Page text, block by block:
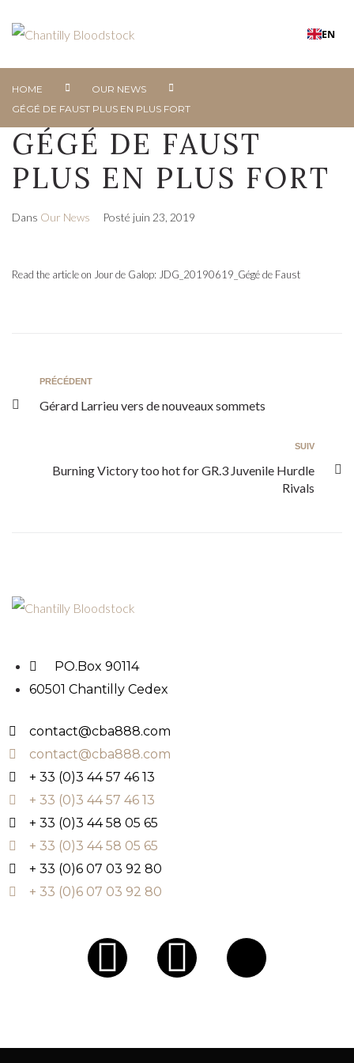
EN
HOME
OUR NEWS
GÉGÉ DE FAUST PLUS EN PLUS FORT
GÉGÉ DE FAUST
PLUS EN PLUS FORT
Dans Our News Posté juin 23, 2019
Read the article on Jour de Galop: JDG_20190619_Gégé de Faust
PRÉCÉDENT
Gérard Larrieu vers de nouveaux sommets
SUIV
Burning Victory too hot for GR.3 Juvenile Hurdle
Rivals
PO.Box 90114
60501 Chantilly Cedex
contact@cba888.com
contact@cba888.com
+ 33 (0)3 44 57 46 13
+ 33 (0)3 44 57 46 13
+ 33 (0)3 44 58 05 65
+ 33 (0)3 44 58 05 65
+ 33 (0)6 07 03 92 80
+ 33 (0)6 07 03 92 80